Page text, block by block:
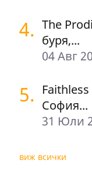
4. The
буря,...
04 Авг
5. София...
31 Юли
виж всички